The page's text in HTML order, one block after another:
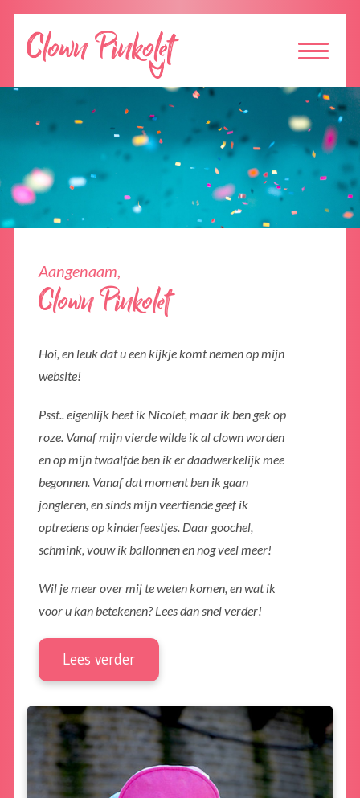
Aangenaam,
Clown Pinkolet
Hoi, en leuk dat u een kijkje komt nemen op mijn
website!
Psst.. eigenlijk heet ik Nicolet, maar ik ben gek op
roze. Vanaf mijn vierde wilde ik al clown worden
en op mijn twaalfde ben ik er daadwerkelijk mee
begonnen. Vanaf dat moment ben ik gaan
jongleren, en sinds mijn veertiende geef ik
optredens op kinderfeestjes. Daar goochel,
schmink, vouw ik ballonnen en nog veel meer!
Wil je meer over mij te weten komen, en wat ik
voor u kan betekenen? Lees dan snel verder!
Lees verder